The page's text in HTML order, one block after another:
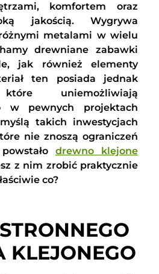
komfortem oraz
jakością. Wygrywa
metalami w wielu
drewniane zabawki
jak również elementy
ten posiada jednak
uniemożliwiają
w pewnych projektach
takich inwestycjach
nie znoszą ograniczeń
drewno klejone
z nim zrobić praktycznie
co?
KLEJONEGO